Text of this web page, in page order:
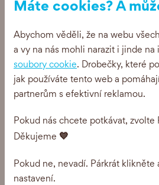
Máte cookies? A
Abychom věděli, že na webu
a vy na nás mohli narazit i jinde na
soubory cookie. Drobečky, které
jak používáte tento web a
partnerům s efektivní reklamou.
Pokud nás chcete potkávat, zvolte
Děkujeme 💙
Pokud ne, nevadí. Párkrát klikněte
nastavení.